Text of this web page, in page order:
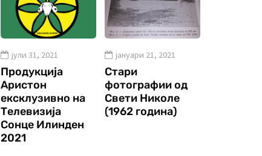
јули 31, 2021
Продукција
Аристон
ексклузивно на
Телевизија
Сонце Илинден
2021
јануари 21, 2021
Стари
фотографии од
Свети Николе
(1962 година)